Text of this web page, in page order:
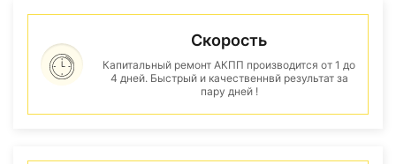
Скорость
Капитальный ремонт АКПП производится от 1 до
4 дней. Быстрый и качественнвй результат за
пару дней !